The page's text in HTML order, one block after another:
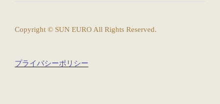
Copyright © SUN EURO All Rights Reserved.
プライバシーポリシー